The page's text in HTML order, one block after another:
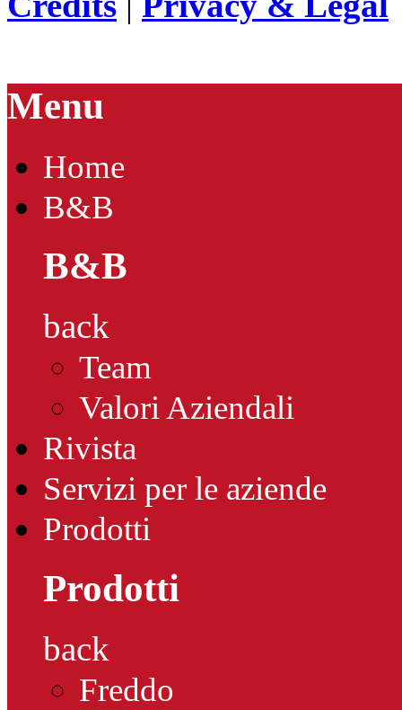
Menu
Home
B&B
B&B
back
Team
Valori Aziendali
Rivista
Servizi per le aziende
Prodotti
Prodotti
back
Freddo